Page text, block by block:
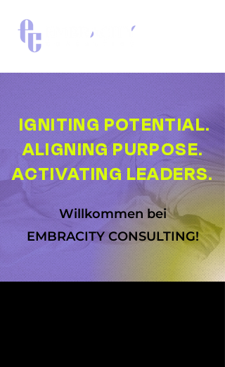
IGNITING POTENTIAL.
ALIGNING PURPOSE.
ACTIVATING LEADERS.
Willkommen bei
EMBRACITY CONSULTING!